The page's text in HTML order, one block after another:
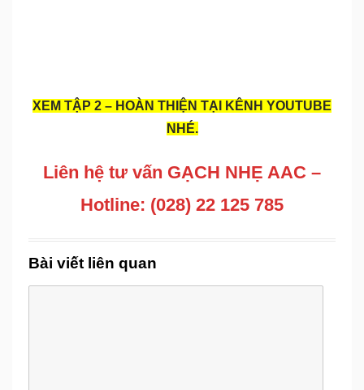
XEM TẬP 2 – HOÀN THIỆN TẠI KÊNH YOUTUBE
NHÉ.
Liên hệ tư vấn GẠCH NHẸ AAC –
Hotline: (028) 22 125 785
Bài viết liên quan